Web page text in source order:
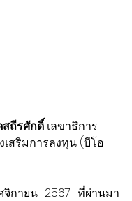
ถีรศักดิ์ เลขาธิการ
สริมการลงทุน (บีโอ